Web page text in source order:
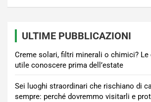
ULTIME PUBBLICAZIONI
Creme solari, filtri minerali o chimici? Le
utile conoscere prima dell’estate
Sei luoghi straordinari che rischiano di
sempre: perché dovremmo visitarli e